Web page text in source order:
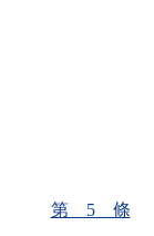
第 5 條